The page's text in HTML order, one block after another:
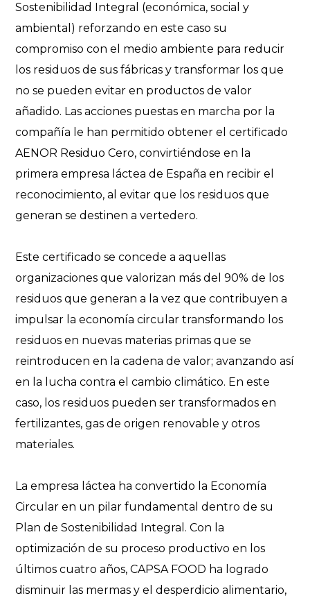
Sostenibilidad Integral (económica, social y
ambiental) reforzando en este caso su
compromiso con el medio ambiente para reducir
los residuos de sus fábricas y transformar los que
no se pueden evitar en productos de valor
añadido. Las acciones puestas en marcha por la
compañía le han permitido obtener el certificado
AENOR Residuo Cero, convirtiéndose en la
primera empresa láctea de España en recibir el
reconocimiento, al evitar que los residuos que
generan se destinen a vertedero.
Este certificado se concede a aquellas
organizaciones que valorizan más del 90% de los
residuos que generan a la vez que contribuyen a
impulsar la economía circular transformando los
residuos en nuevas materias primas que se
reintroducen en la cadena de valor; avanzando así
en la lucha contra el cambio climático. En este
caso, los residuos pueden ser transformados en
fertilizantes, gas de origen renovable y otros
materiales.
La empresa láctea ha convertido la Economía
Circular en un pilar fundamental dentro de su
Plan de Sostenibilidad Integral. Con la
optimización de su proceso productivo en los
últimos cuatro años, CAPSA FOOD ha logrado
disminuir las mermas y el desperdicio alimentario,